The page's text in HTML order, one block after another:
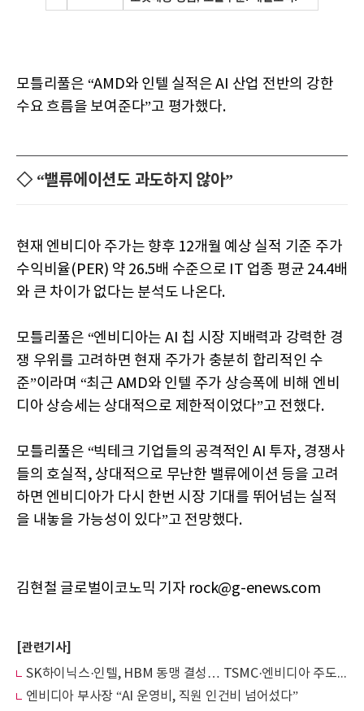
모틀리풀은 “AMD와 인텔 실적은 AI 산업 전반의 강한
수요 흐름을 보여준다”고 평가했다.
◇ “밸류에이션도 과도하지 않아”
현재 엔비디아 주가는 향후 12개월 예상 실적 기준 주가
수익비율(PER) 약 26.5배 수준으로 IT 업종 평균 24.4배
와 큰 차이가 없다는 분석도 나온다.
모틀리풀은 “엔비디아는 AI 칩 시장 지배력과 강력한 경
쟁 우위를 고려하면 현재 주가가 충분히 합리적인 수
준”이라며 “최근 AMD와 인텔 주가 상승폭에 비해 엔비
디아 상승세는 상대적으로 제한적이었다”고 전했다.
모틀리풀은 “빅테크 기업들의 공격적인 AI 투자, 경쟁사
들의 호실적, 상대적으로 무난한 밸류에이션 등을 고려
하면 엔비디아가 다시 한번 시장 기대를 뛰어넘는 실적
을 내놓을 가능성이 있다”고 전망했다.
김현철 글로벌이코노믹 기자 rock@g-enews.com
[관련기사]
SK하이닉스·인텔, HBM 동맹 결성… TSMC·엔비디아 주도 판도 흔든다
엔비디아 부사장 “AI 운영비, 직원 인건비 넘어섰다”